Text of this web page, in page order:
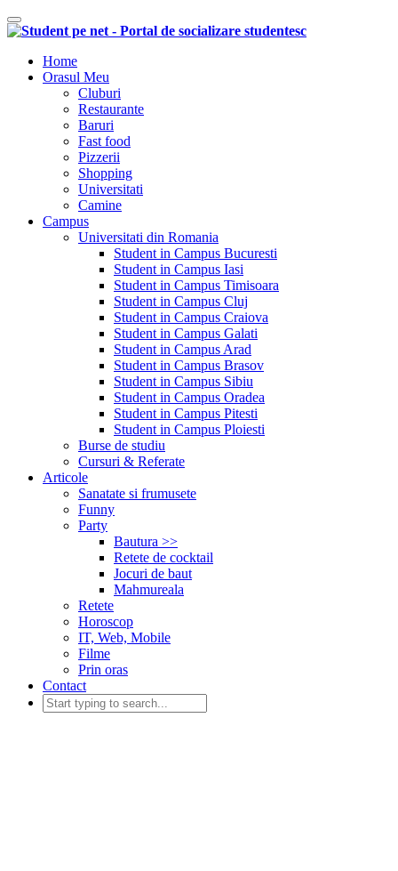
Comutare navigare
Home
Orasul Meu
Cluburi
Restaurante
Baruri
Fast food
Pizzerii
Shopping
Universitati
Camine
Campus
Universitati din Romania
Student in Campus Bucuresti
Student in Campus Iasi
Student in Campus Timisoara
Student in Campus Cluj
Student in Campus Craiova
Student in Campus Galati
Student in Campus Arad
Student in Campus Brasov
Student in Campus Sibiu
Student in Campus Oradea
Student in Campus Pitesti
Student in Campus Ploiesti
Burse de studiu
Cursuri & Referate
Articole
Sanatate si frumusete
Funny
Party
Bautura >>
Retete de cocktail
Jocuri de baut
Mahmureala
Retete
Horoscop
IT, Web, Mobile
Filme
Prin oras
Contact